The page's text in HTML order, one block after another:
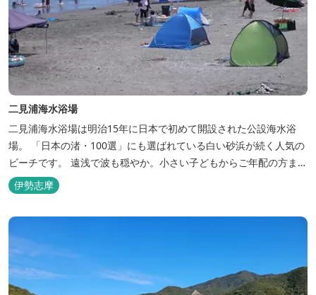
二見浦海水浴場
二見浦海水浴場は明治15年に日本で初めて開設された公設海水浴
場。 「日本の渚・100選」にも選ばれている白い砂浜が続く人気の
ビーチです。 遠浅で波も穏やか。小さい子どもからご年配の方ま
で、多くの人で賑わいます。 三重県おすすめ海水浴場ビーチ特集は
こちら🏖
伊勢志摩